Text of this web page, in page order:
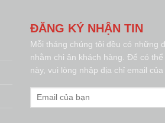
ĐĂNG KÝ NHẬN TIN
Mỗi tháng chúng tôi đều có những
nhằm chi ân khách hàng. Để có
này, vui lòng nhập địa chỉ email